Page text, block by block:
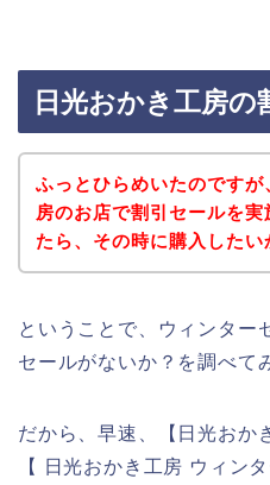
日光おかき工房
ふっとひらめいたのですが
房のお店で割引セールを実
たら、その時に購入したい
ということで、ウィンター
セールがないか？を調べて
だから、早速、【日光おか
【 日光おかき工房 ウィン